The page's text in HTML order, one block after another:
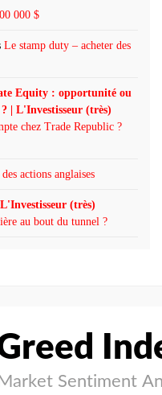
000 $
Le stamp duty – acheter des
Equity : opportunité ou
| L'Investisseur (très)
chez Trade Republic ?
actions anglaises
(très)
au bout du tunnel ?